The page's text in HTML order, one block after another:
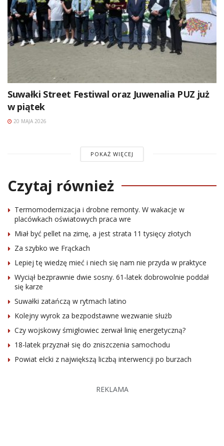
Suwałki Street Festiwal oraz Juwenalia PUZ już
w piątek
20 MAJA 2026
POKAŻ WIĘCEJ
Czytaj również
Termomodernizacja i drobne remonty. W wakacje w
placówkach oświatowych praca wre
Miał być pellet na zimę, a jest strata 11 tysięcy złotych
Za szybko we Frąckach
Lepiej tę wiedzę mieć i niech się nam nie przyda w praktyce
Wyciął bezprawnie dwie sosny. 61-latek dobrowolnie poddał
się karze
Suwałki zatańczą w rytmach latino
Kolejny wyrok za bezpodstawne wezwanie służb
Czy wojskowy śmigłowiec zerwał linię energetyczną?
18-latek przyznał się do zniszczenia samochodu
Powiat ełcki z największą liczbą interwencji po burzach
REKLAMA